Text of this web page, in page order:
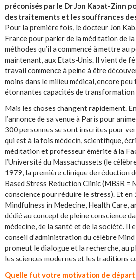
préconisés par le Dr Jon Kabat-Zinn
des traitements et les souffrances
Pour la première fois, le docteur Jon
France pour parler de la méditation de
méthodes qu’il a commencé à mettre au
maintenant, aux Etats-Unis. Il vient de
travail commence à peine à être
moins dans le milieu médical, encore
étonnantes capacités de transformation
Mais les choses changent rapidement.
l’annonce de sa venue à Paris pour
300 personnes se sont inscrites pour
qui est à la fois médecin, scientifique,
méditation et professeur émérite à la
l’Université du Massachussets (le
1979, la première clinique de réduction
Based Stress Reduction Clinic (MBSR =
conscience pour réduire le stress). Et
Mindfulness in Medecine, Health Care,
dédié au concept de pleine conscience
médecine, de la santé et de la société. Il
conseil d’administration du célèbre
promeut le dialogue et la recherche, au
les sciences modernes et les traditions
Quelle fut votre motivation de